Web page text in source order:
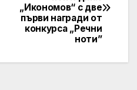
„Икономов“ с две
първи награди от
конкурса „Речни
ноти”